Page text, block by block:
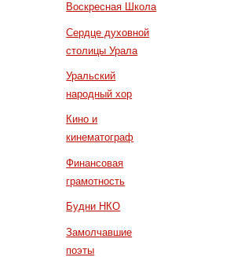
Воскресная Школа
Сердце духовной
столицы Урала
Уральский
народный хор
Кино и
кинематограф
Финансовая
грамотность
Будни НКО
Замолчавшие
поэты